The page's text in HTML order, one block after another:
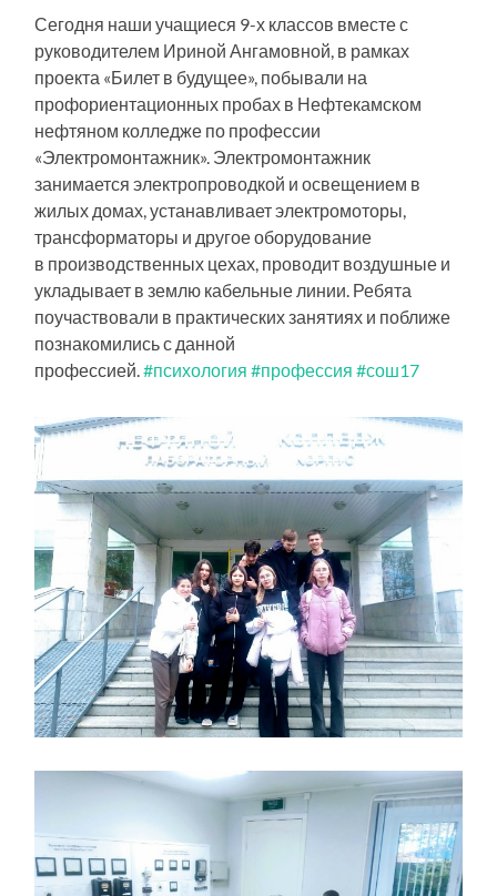
Сегодня наши учащиеся 9-х классов вместе с
руководителем Ириной Ангамовной, в рамках
проекта «Билет в будущее», побывали на
профориентационных пробах в Нефтекамском
нефтяном колледже по профессии
«Электромонтажник». Электромонтажник
занимается электропроводкой и освещением в
жилых домах, устанавливает электромоторы,
трансформаторы и другое оборудование
в производственных цехах, проводит воздушные и
укладывает в землю кабельные линии. Ребята
поучаствовали в практических занятиях и поближе
познакомились с данной
профессией.#психология #профессия #сош17